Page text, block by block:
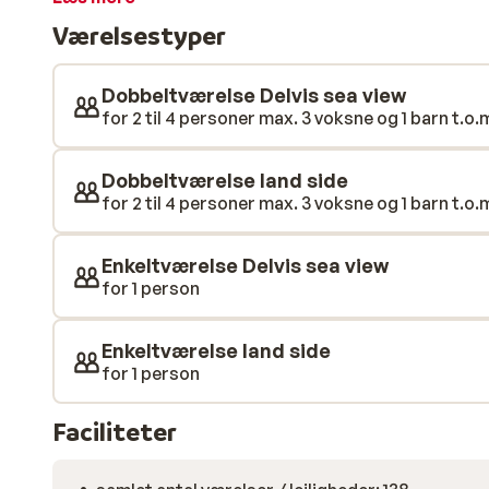
Værelsestyper
Dobbeltværelse Delvis sea view
for 2 til 4 personer max. 3 voksne og 1 barn
Dobbeltværelse land side
for 2 til 4 personer max. 3 voksne og 1 barn
Enkeltværelse Delvis sea view
for 1 person
Enkeltværelse land side
for 1 person
Faciliteter